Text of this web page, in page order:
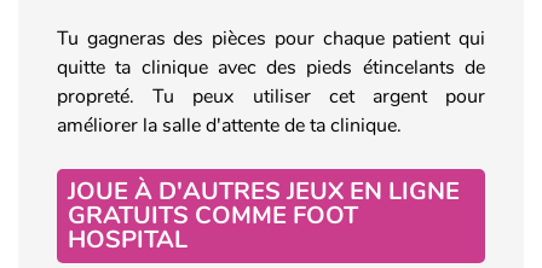
Tu gagneras des pièces pour chaque patient qui
quitte ta clinique avec des pieds étincelants de
propreté. Tu peux utiliser cet argent pour
améliorer la salle d'attente de ta clinique.
JOUE À D'AUTRES JEUX EN LIGNE
GRATUITS COMME FOOT
HOSPITAL